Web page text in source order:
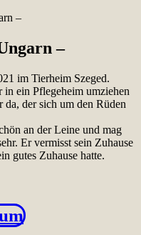
–
–
im Tierheim Szeged.
in ein Pflegeheim umziehen
der sich um den Rüden
an der Leine und mag
Er vermisst sein Zuhause
gutes Zuhause hatte.